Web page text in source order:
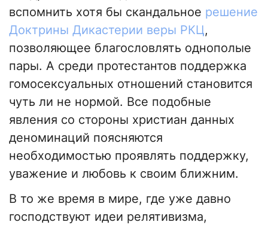
вспомнить хотя бы скандальное решение
Доктрины Дикастерии веры РКЦ,
позволяющее благословлять однополые
пары. А среди протестантов поддержка
гомосексуальных отношений становится
чуть ли не нормой. Все подобные
явления со стороны христиан данных
деноминаций поясняются
необходимостью проявлять поддержку,
уважение и любовь к своим ближним.
В то же время в мире, где уже давно
господствуют идеи релятивизма,